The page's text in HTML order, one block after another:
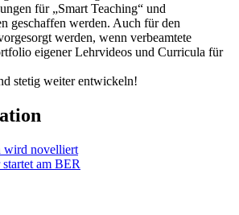
für „Smart Teaching“ und
geschaffen werden. Auch für den
werden, wenn verbeamtete
eigener Lehrvideos und Curricula für
stetig weiter entwickeln!
wird novelliert
am BER